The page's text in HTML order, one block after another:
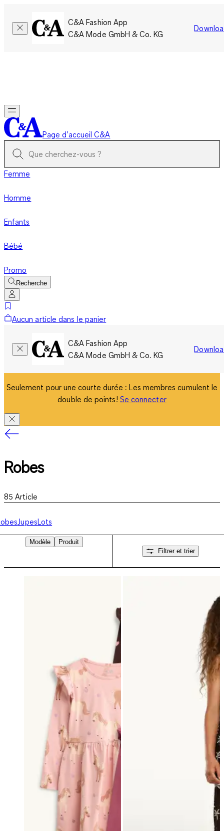
C&A Fashion App
C&A Mode GmbH & Co. KG
Page d’accueil C&A
Femme
Homme
Enfants
Bébé
Promo
Recherche
Aucun article dans le panier
C&A Fashion App
C&A Mode GmbH & Co. KG
Seulement pour une courte durée : Les membres cumulent le
double de points! Se connecter
Robes
85 Article
JupesLots
Modèle
Produit
Filtrer et trier